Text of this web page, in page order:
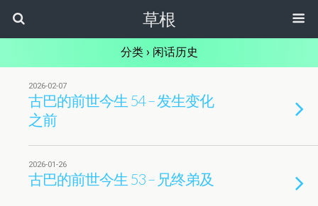
草根
分类 › 闲话历史
2026-02-07
古巴的前世今生 54 – 发生变化
之前
2026-01-26
古巴的前世今生 53 – 兄终弟及